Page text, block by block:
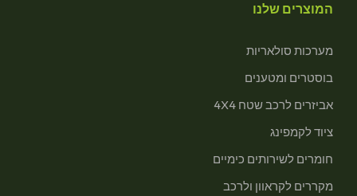
המוצרים שלנו
מערכות סולאריות
בוסטרים ומטענים
אביזרים לרכב שטח 4X4
ציוד לקמפינג
חומרים לשירותים כימיים
מקררים לקראוון ולרכב